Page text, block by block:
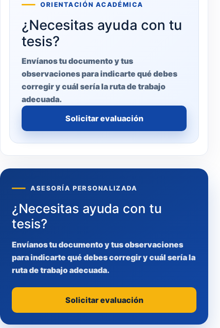
ORIENTACIÓN ACADÉMICA
¿Necesitas ayuda con tu
tesis?
Envíanos tu documento y tus
observaciones para indicarte qué debes
corregir y cuál sería la ruta de trabajo
adecuada.
Solicitar evaluación
ASESORÍA PERSONALIZADA
¿Necesitas ayuda con tu
tesis?
Envíanos tu documento y tus observaciones
para indicarte qué debes corregir y cuál sería la
ruta de trabajo adecuada.
Solicitar evaluación